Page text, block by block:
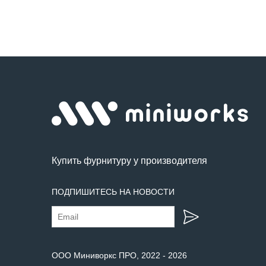
Купить фурнитуру у производителя
ПОДПИШИТЕСЬ НА НОВОСТИ
ООО Миниворкс ПРО , 2022 - 2026